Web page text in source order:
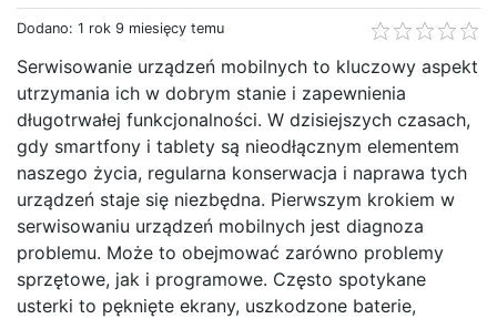
Dodano: 1 rok 9 miesięcy temu
Serwisowanie urządzeń mobilnych to kluczowy aspekt
utrzymania ich w dobrym stanie i zapewnienia
długotrwałej funkcjonalności. W dzisiejszych czasach,
gdy smartfony i tablety są nieodłącznym elementem
naszego życia, regularna konserwacja i naprawa tych
urządzeń staje się niezbędna. Pierwszym krokiem w
serwisowaniu urządzeń mobilnych jest diagnoza
problemu. Może to obejmować zarówno problemy
sprzętowe, jak i programowe. Często spotykane
usterki to pęknięte ekrany, uszkodzone baterie,